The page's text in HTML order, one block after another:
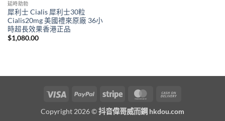
延時助勃
犀利士 Cialis 犀利士30粒
Cialis20mg 美國禮來原廠 36小
時超長效果香港正品
$1,080.00
Visa PayPal Stripe MasterCard
Delivery
Copyright 2026 ©抖音偉哥威而鋼 hkdou.com